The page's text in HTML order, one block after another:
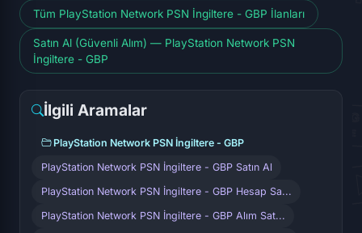
Tüm PlayStation Network PSN İngiltere - GBP İlanları
Satın Al (Güvenli Alım) — PlayStation Network PSN
İngiltere - GBP
İlgili Aramalar
PlayStation Network PSN İngiltere - GBP
PlayStation Network PSN İngiltere - GBP Satın Al
PlayStation Network PSN İngiltere - GBP Hesap Sa...
PlayStation Network PSN İngiltere - GBP Alım Sat...